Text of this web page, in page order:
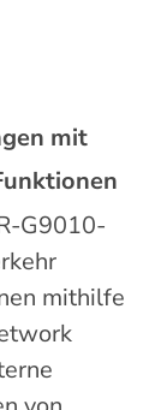
mit
G9010-
mithilfe